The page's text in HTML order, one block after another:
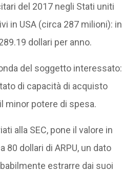
del 2017 negli Stati uniti
in USA (circa 287 milioni): in
dollari per anno.
del soggetto interessato:
di capacità di acquisto
minor potere di spesa.
alla SEC, pone il valore in
dollari di ARPU, un dato
estrarre dai suoi